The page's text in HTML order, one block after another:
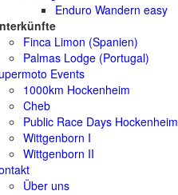
Enduro Wandern easy
Finca Limon (Spanien)
Palmas Lodge (Portugal)
Events
1000km Hockenheim
Cheb
Public Race Days Hockenheim
Wittgenborn I
Wittgenborn II
Über uns